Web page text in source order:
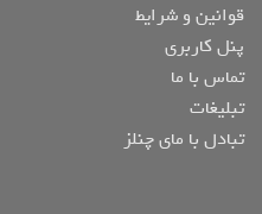
قوانین و شرایط
پنل کاربری
تماس با ما
تبلیغات
تبادل با مای چنلز